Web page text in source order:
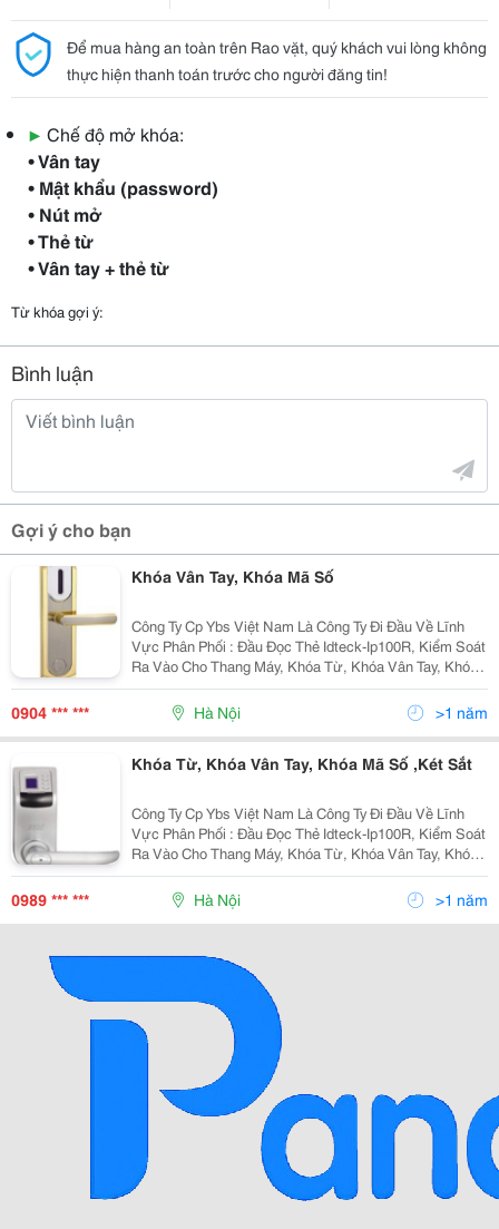
Để mua hàng an toàn trên Rao vặt, quý khách vui lòng không
thực hiện thanh toán trước cho người đăng tin!
▶ Chế độ mở khóa:
• Vân tay
• Mật khẩu (password)
• Nút mở
• Thẻ từ
• Vân tay + thẻ từ
Từ khóa gợi ý:
Bình luận
Gợi ý cho bạn
Khóa Vân Tay, Khóa Mã Số
Công Ty Cp Ybs Việt Nam Là Công Ty Đi Đầu Về Lĩnh
Vực Phân Phối : Đầu Đọc Thẻ Idteck-Ip100R, Kiểm Soát
Ra Vào Cho Thang Máy, Khóa Từ, Khóa Vân Tay, Khóa
Mã Số ,Két Sắt &Hellip; Với Những Loại Khóa Đảm Bảo
Chất Lượng, Giá Cả Hợp Lý, Đội Ngũ Kỹ Thuật N
0904 *** *** Hà Nội >1 năm
Khóa Từ, Khóa Vân Tay, Khóa Mã Số ,Két Sắt
Công Ty Cp Ybs Việt Nam Là Công Ty Đi Đầu Về Lĩnh
Vực Phân Phối : Đầu Đọc Thẻ Idteck-Ip100R, Kiểm Soát
Ra Vào Cho Thang Máy, Khóa Từ, Khóa Vân Tay, Khóa
Mã Số ,Két Sắt &Hellip; Với Những Loại Khóa Đảm Bảo
Chất Lượng, Giá Cả Hợp Lý, Đội Ngũ Kỹ Thuật N
0989 *** *** Hà Nội >1 năm